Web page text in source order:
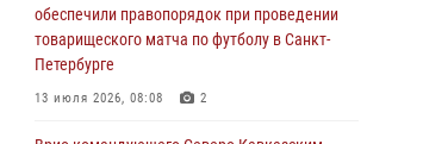
Росгвардейцы провели выставку вооружения
для участников сбора «Гвардеец» в Пензе
(видео)
06 августа 2026, 12:00
обеспечили правопорядок при проведении
товарищеского матча по футболу в Санкт-
Петербурге
13 июля 2026, 08:08 2